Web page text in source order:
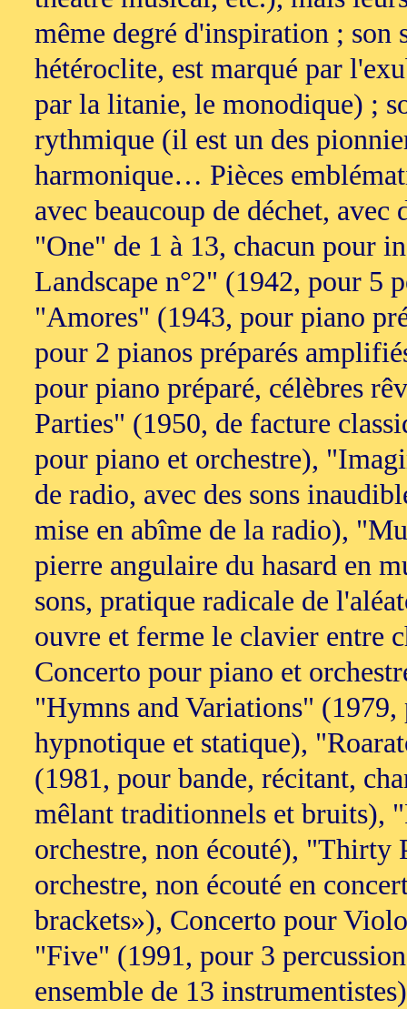
même degré d'inspiration ; son
hétéroclite, est marqué par
par la litanie, le monodique) ;
rythmique (il est un des
harmonique… Pièces
avec beaucoup de déchet, avec
"One" de 1 à 13, chacun pour
Landscape n°2" (1942, pour 5
"Amores" (1943, pour piano
pour 2 pianos préparés
pour piano préparé, célèbres
Parties" (1950, de facture
pour piano et orchestre),
de radio, avec des sons
mise en abîme de la radio),
pierre angulaire du hasard en
sons, pratique radicale de
ouvre et ferme le clavier entre
Concerto pour piano et
"Hymns and Variations"
hypnotique et statique),
(1981, pour bande, récitant,
mêlant traditionnels et bruits),
orchestre, non écouté), "Thirty
orchestre, non écouté en
brackets»), Concerto pour
"Five" (1991, pour 3
ensemble de 13